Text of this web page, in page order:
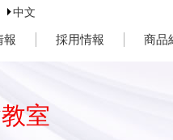
中文
報 採用情報 商品
室